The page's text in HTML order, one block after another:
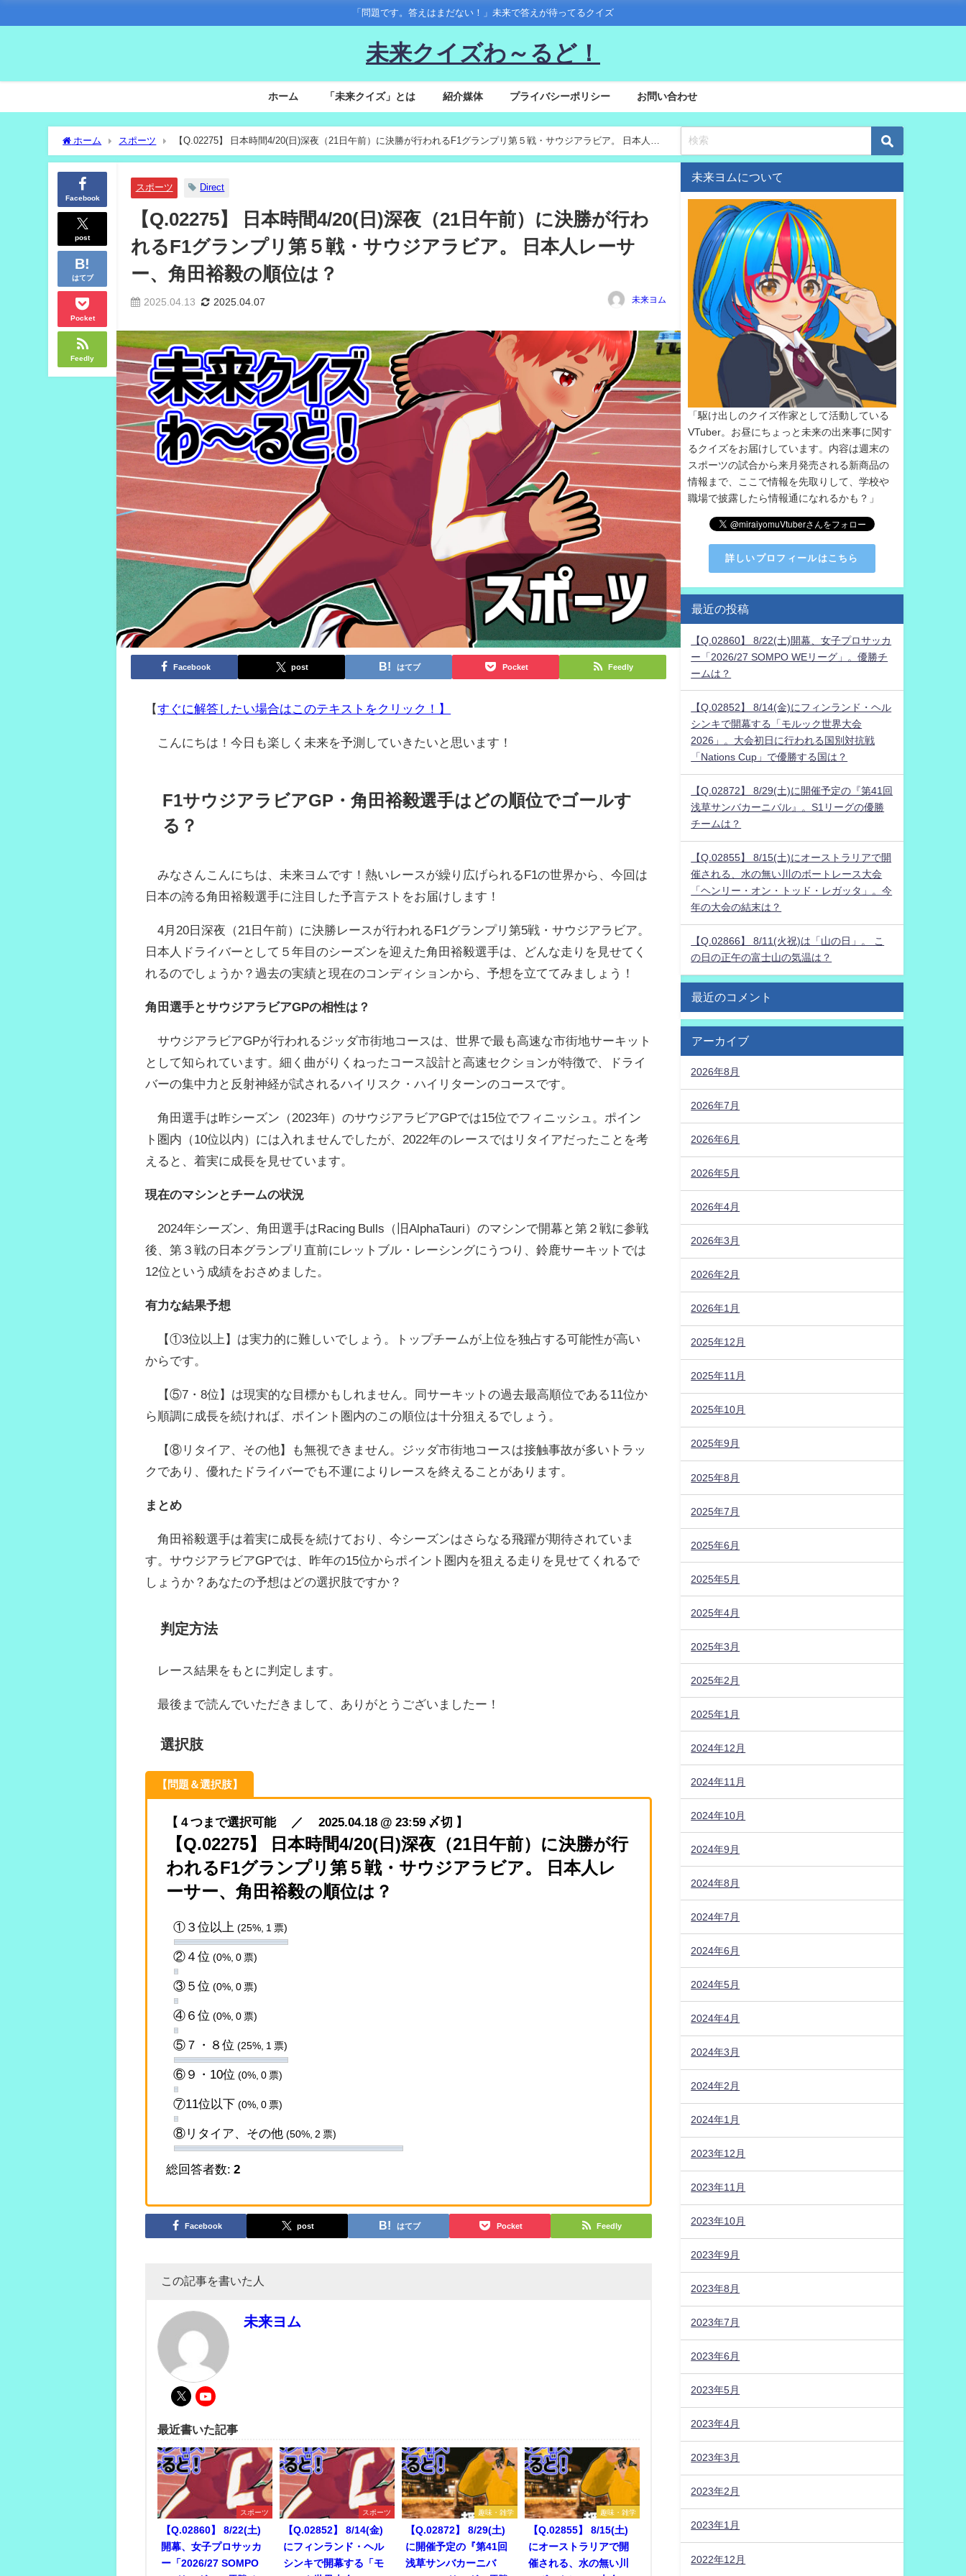
「問題です。答えはまだない！」未来で答えが待ってるクイズ
未来クイズわ～るど！
ホーム 「未来クイズ」とは 紹介媒体 プライバシーポリシー お問い合わせ
ホーム スポーツ
【Q.02275】 日本時間4/20(日)深夜（21日午前）に決勝が行われるF1グランプリ第５戦・サウジアラビア。 日本人レ
ーサー、角田裕毅の順位は？
Facebook
post
はてブ
Pocket
Feedly
スポーツ Direct
【Q.02275】 日本時間4/20(日)深夜（21日午前）に決勝が行わ
れるF1グランプリ第５戦・サウジアラビア。 日本人レーサ
ー、角田裕毅の順位は？
2025.04.13 2025.04.07 未来ヨム
Facebook post はてブ Pocket Feedly
【すぐに解答したい場合はこのテキストをクリック！】
こんにちは！今日も楽しく未来を予測していきたいと思います！
F1サウジアラビアGP・角田裕毅選手はどの順位でゴールす
る？
みなさんこんにちは、未来ヨムです！熱いレースが繰り広げられるF1の世界から、今回は
日本の誇る角田裕毅選手に注目した予言テストをお届けします！
4月20日深夜（21日午前）に決勝レースが行われるF1グランプリ第5戦・サウジアラビア。
日本人ドライバーとして５年目のシーズンを迎えた角田裕毅選手は、どんな走りを見せてく
れるのでしょうか？過去の実績と現在のコンディションから、予想を立ててみましょう！
角田選手とサウジアラビアGPの相性は？
サウジアラビアGPが行われるジッダ市街地コースは、世界で最も高速な市街地サーキット
として知られています。細く曲がりくねったコース設計と高速セクションが特徴で、ドライ
バーの集中力と反射神経が試されるハイリスク・ハイリターンのコースです。
角田選手は昨シーズン（2023年）のサウジアラビアGPでは15位でフィニッシュ。ポイン
ト圏内（10位以内）には入れませんでしたが、2022年のレースではリタイアだったことを考
えると、着実に成長を見せています。
現在のマシンとチームの状況
2024年シーズン、角田選手はRacing Bulls（旧AlphaTauri）のマシンで開幕と第２戦に参戦
後、第３戦の日本グランプリ直前にレットブル・レーシングにうつり、鈴鹿サーキットでは
12位という成績をおさめました。
有力な結果予想
【①3位以上】は実力的に難しいでしょう。トップチームが上位を独占する可能性が高い
からです。
【⑤7・8位】は現実的な目標かもしれません。同サーキットの過去最高順位である11位か
ら順調に成長を続ければ、ポイント圏内のこの順位は十分狙えるでしょう。
【⑧リタイア、その他】も無視できません。ジッダ市街地コースは接触事故が多いトラッ
クであり、優れたドライバーでも不運によりレースを終えることがあります。
まとめ
角田裕毅選手は着実に成長を続けており、今シーズンはさらなる飛躍が期待されていま
す。サウジアラビアGPでは、昨年の15位からポイント圏内を狙える走りを見せてくれるで
しょうか？あなたの予想はどの選択肢ですか？
判定方法
レース結果をもとに判定します。
最後まで読んでいただきまして、ありがとうございましたー！
選択肢
【問題＆選択肢】
【 4 つまで選択可能 ／ 2025.04.18 @ 23:59 〆切 】
【Q.02275】 日本時間4/20(日)深夜（21日午前）に決勝が行
われるF1グランプリ第５戦・サウジアラビア。 日本人レ
ーサー、角田裕毅の順位は？
①３位以上 (25%, 1 票)
②４位 (0%, 0 票)
③５位 (0%, 0 票)
④６位 (0%, 0 票)
⑤７・８位 (25%, 1 票)
⑥９・10位 (0%, 0 票)
⑦11位以下 (0%, 0 票)
⑧リタイア、その他 (50%, 2 票)
総回答者数: 2
Facebook post はてブ Pocket Feedly
この記事を書いた人
未来ヨム
最近書いた記事
スポーツ
【Q.02860】 8/22(土)
開幕、女子プロサッカ
ー「2026/27 SOMPO
スポーツ
【Q.02852】 8/14(金)
にフィンランド・ヘル
シンキで開幕する「モ
趣味・雑学
【Q.02872】 8/29(土)
に開催予定の『第41回
浅草サンバカーニバ
趣味・雑学
【Q.02855】 8/15(土)
にオーストラリアで開
催される、水の無い川
未来ヨムについて
「駆け出しのクイズ作家として活動している
VTuber。お昼にちょっと未来の出来事に関す
るクイズをお届けしています。内容は週末の
スポーツの試合から来月発売される新商品の
情報まで、ここで情報を先取りして、学校や
職場で披露したら情報通になれるかも？」
詳しいプロフィールはこちら
最近の投稿
【Q.02860】 8/22(土)開幕、女子プロサッカ
ー「2026/27 SOMPO WEリーグ」。優勝チ
ームは？
【Q.02852】 8/14(金)にフィンランド・ヘル
シンキで開幕する「モルック世界大会
2026」。大会初日に行われる国別対抗戦
「Nations Cup」で優勝する国は？
【Q.02872】 8/29(土)に開催予定の『第41回
浅草サンバカーニバル』。S1リーグの優勝
チームは？
【Q.02855】 8/15(土)にオーストラリアで開
催される、水の無い川のボートレース大会
「ヘンリー・オン・トッド・レガッタ」。今
年の大会の結末は？
【Q.02866】 8/11(火祝)は「山の日」。 こ
の日の正午の富士山の気温は？
最近のコメント
アーカイブ
2026年8月
2026年7月
2026年6月
2026年5月
2026年4月
2026年3月
2026年2月
2026年1月
2025年12月
2025年11月
2025年10月
2025年9月
2025年8月
2025年7月
2025年6月
2025年5月
2025年4月
2025年3月
2025年2月
2025年1月
2024年12月
2024年11月
2024年10月
2024年9月
2024年8月
2024年7月
2024年6月
2024年5月
2024年4月
2024年3月
2024年2月
2024年1月
2023年12月
2023年11月
2023年10月
2023年9月
2023年8月
2023年7月
2023年6月
2023年5月
2023年4月
2023年3月
2023年2月
2023年1月
2022年12月